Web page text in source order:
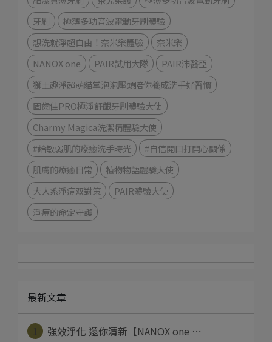
牙刷
極薄多功音波電動牙刷體驗
想洗就淨超自由！奈米樂體驗
奈米樂
NANOX one
PAIR試用大隊
PAIR沛醫亞
獅王趣淨超萌貓掌泡泡壓頭陪你養成洗手好習慣
固齒佳PRO極淨舒齦牙刷體驗大使
Charmy Magica洗潔精體驗大使
#給敏弱肌的療癒洗手時光
#自信開口打開心關係
肌膚的療癒日常
植物物語體驗大使
大人系淨痘双對策
PAIR體驗大使
淨痘的命定守護
最新文章
強效淨化 還你清新【NANOX one ⋯